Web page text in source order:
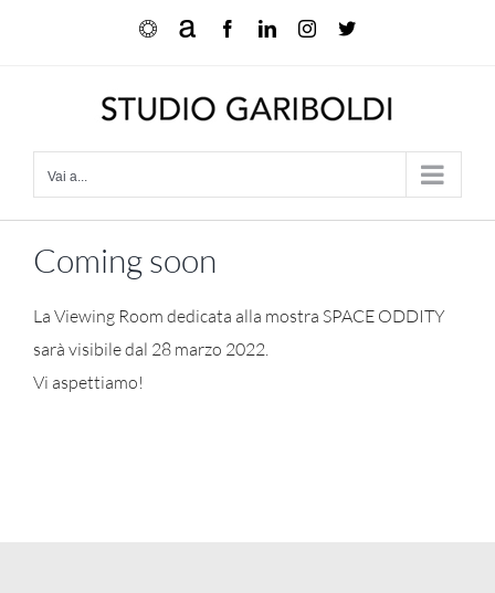
OculaArtnet FacebookLinkedInInstagram
X
Vai a...
Coming soon
La Viewing Room dedicata alla mostra SPACE ODDITY
sarà visibile dal 28 marzo 2022.
Vi aspettiamo!